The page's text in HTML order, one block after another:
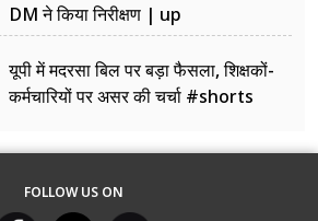
DM ने किया निरीक्षण | up
यूपी में मदरसा बिल पर बड़ा फैसला, शिक्षकों-
कर्मचारियों पर असर की चर्चा #shorts
FOLLOW US ON